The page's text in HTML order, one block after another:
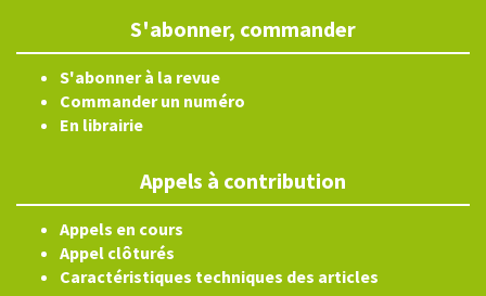
S'abonner, commander
S'abonner à la revue
Commander un numéro
En librairie
Appels à contribution
Appels en cours
Appel clôturés
Caractéristiques techniques des articles